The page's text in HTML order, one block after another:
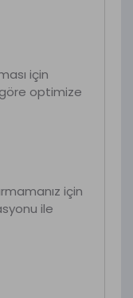
için
göre optimize
için
ile